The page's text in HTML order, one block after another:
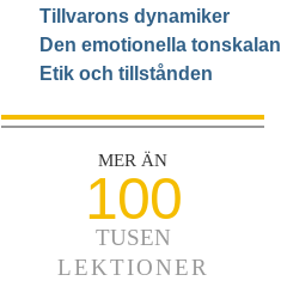
Tillvarons dynamiker
Den emotionella tonskalan
Etik och tillstånden
MER ÄN
100
TUSEN
LEKTIONER